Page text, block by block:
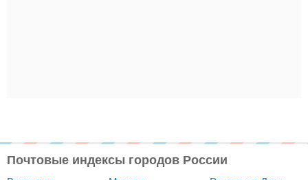
Почтовые индексы городов России